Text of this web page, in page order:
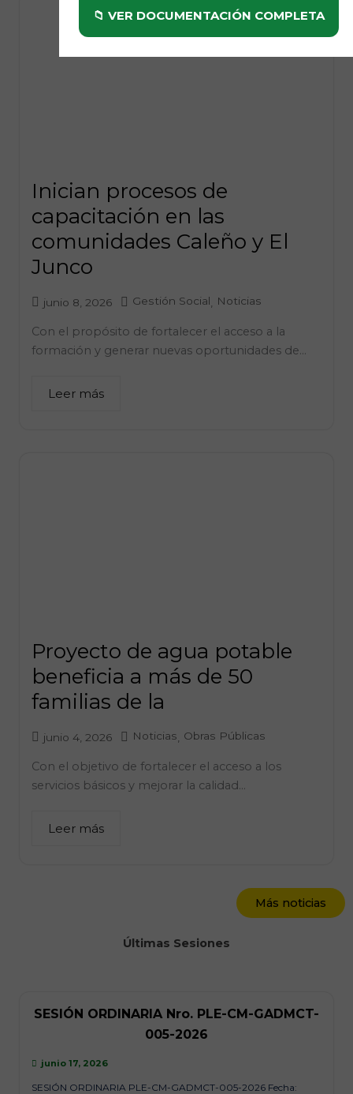
Inician procesos de
capacitación en las
comunidades Caleño y El
Junco
junio 8, 2026 Gestión Social Noticias
Con el propósito de fortalecer el acceso a la
formación y generar nuevas oportunidades de...
Leer más
Proyecto de agua potable
beneficia a más de 50
familias de la
junio 4, 2026 Noticias Obras Públicas
Con el objetivo de fortalecer el acceso a los
servicios básicos y mejorar la calidad...
Leer más
Más noticias
Últimas Sesiones
SESIÓN ORDINARIA Nro. PLE-CM-GADMCT-
005-2026
junio 17, 2026
SESIÓN ORDINARIA PLE-CM-GADMCT-005-2026 Fecha:
📁 VER DOCUMENTACIÓN COMPLETA